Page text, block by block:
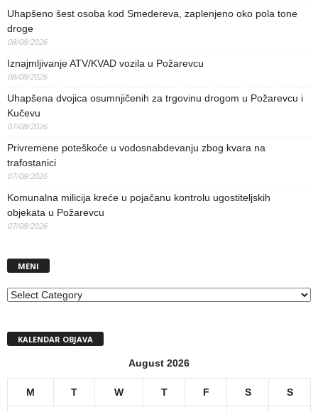
Uhapšeno šest osoba kod Smedereva, zaplenjeno oko pola tone
droge
08/08/2026
Iznajmljivanje ATV/KVAD vozila u Požarevcu
08/08/2026
Uhapšena dvojica osumnjičenih za trgovinu drogom u Požarevcu i
Kučevu
07/08/2026
Privremene poteškoće u vodosnabdevanju zbog kvara na
trafostanici
07/08/2026
Komunalna milicija kreće u pojačanu kontrolu ugostiteljskih
objekata u Požarevcu
07/08/2026
MENI
MENI
KALENDAR OBJAVA
August 2026
M T W T F S S